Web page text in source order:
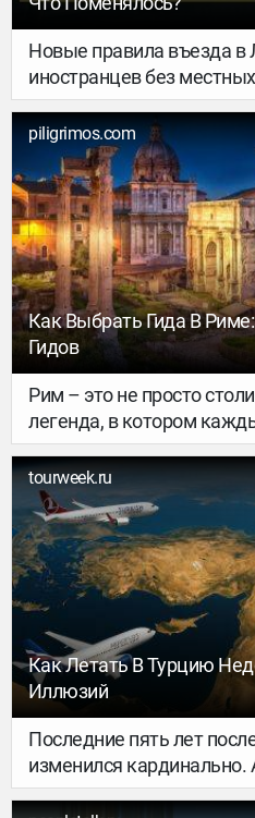
Новые правила въезда в
иностранцев без
заработали – с 1
они не так пугающе, как
Рассказываем, что
этому подготовиться.
одинаковые для
России без визы или
исключений.
piligrimos.com
Как Выбрать Гида В
Гидов
Рим – это не просто
легенда, в котором
тысячелетнюю историю.
настоящему
города, лучше всего
профессиональным
поможет увидеть то,
туристов, и услышать
прочтёшь в
tourweek.ru
Как Летать В Турцию
Иллюзий
Последние пять лет
изменился
не «продают недорогие